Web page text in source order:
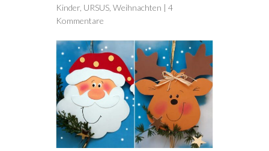
Kinder, URSUS, Weihnachten | 4
Kommentare